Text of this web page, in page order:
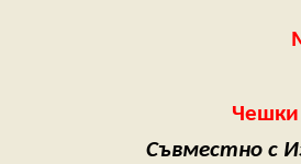
Чешки
Съвместно с